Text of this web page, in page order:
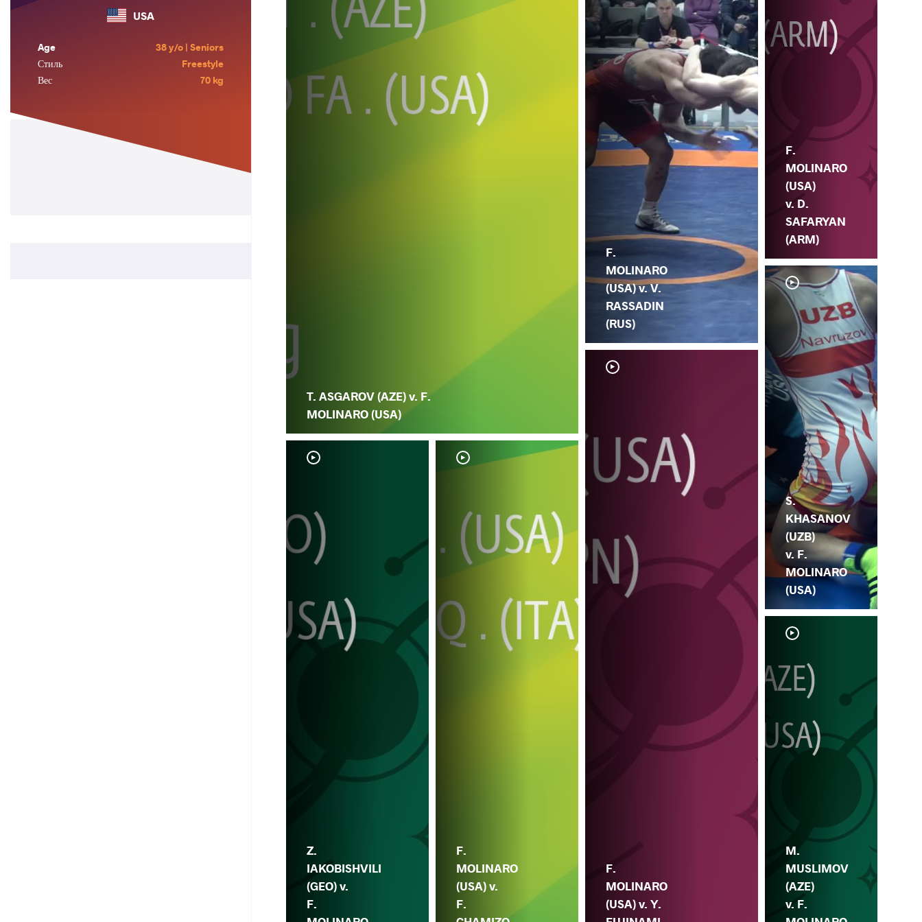
USA
Age
38 y/o | Seniors
Стиль
Freestyle
Вес
70 kg
T. ASGAROV (AZE) v. F.
MOLINARO (USA)
Z.
IAKOBISHVILI
(GEO) v.
F.
F.
MOLINARO
(USA) v.
F.
F.
MOLINARO
(USA) v. V.
RASSADIN
(RUS)
F.
MOLINARO
(USA) v. Y.
F.
MOLINARO
(USA)
v. D.
SAFARYAN
(ARM)
S.
KHASANOV
(UZB)
v. F.
MOLINARO
(USA)
M.
MUSLIMOV
(AZE)
v. F.